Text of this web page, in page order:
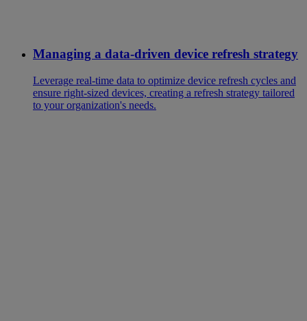
Managing a data-driven device refresh strategy
Leverage real-time data to optimize device refresh cycles and
ensure right-sized devices, creating a refresh strategy tailored
to your organization's needs.